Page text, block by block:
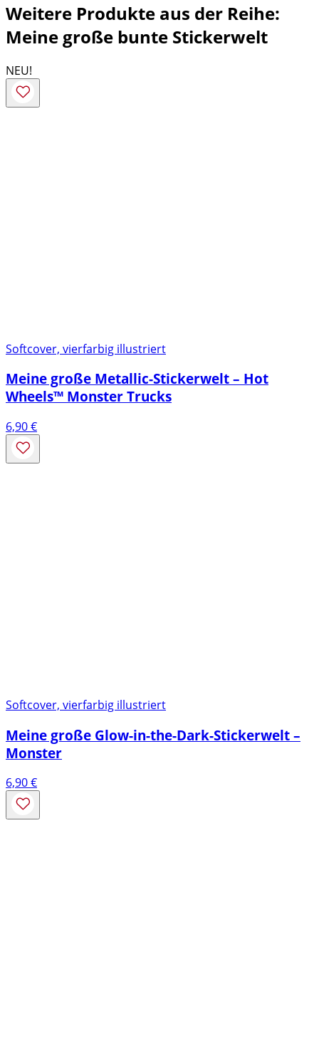
Weitere Produkte aus der Reihe:
Meine große bunte Stickerwelt
NEU!
Softcover, vierfarbig illustriert
Meine große Metallic-Stickerwelt – Hot
Wheels™ Monster Trucks
6,90€
Softcover, vierfarbig illustriert
Meine große Glow-in-the-Dark-Stickerwelt –
Monster
6,90€